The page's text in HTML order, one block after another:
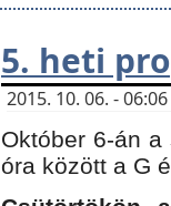
5. heti
2015. 10. 06. -
Október 6-án
óra között a G